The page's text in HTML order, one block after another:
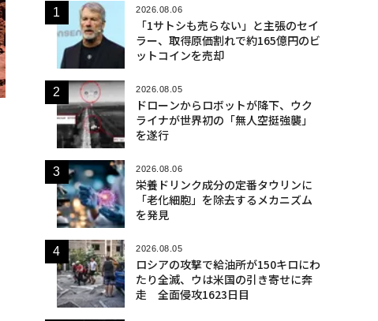
2026.08.06
「1サトシも売らない」と主張のセイ
ラー、取得原価割れで約165億円のビ
ットコインを売却
2026.08.05
ドローンからロボットが降下、ウク
ライナが世界初の「無人空挺強襲」
を遂行
2026.08.06
栄養ドリンク成分の定番タウリンに
「老化細胞」を除去するメカニズム
を発見
2026.08.05
ロシアの攻撃で給油所が150キロにわ
たり全滅、ウは米国の引き寄せに奔
走 全面侵攻1623日目